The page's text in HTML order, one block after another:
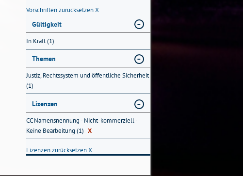
Vorschriften zurücksetzenX
Gültigkeit
In Kraft (1)
Themen
Justiz, Rechtssystem und öffentliche Sicherheit
(1)
Lizenzen
CC Namensnennung - Nicht-kommerziell -
Keine Bearbeitung (1) X
Lizenzen zurücksetzenX